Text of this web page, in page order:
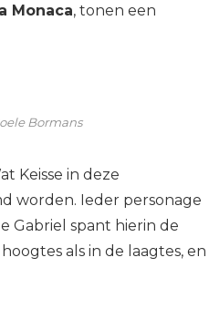
Monaca, tonen een
Bormans
Keisse in deze
worden. Ieder personage
Gabriel spant hierin de
als in de laagtes, en